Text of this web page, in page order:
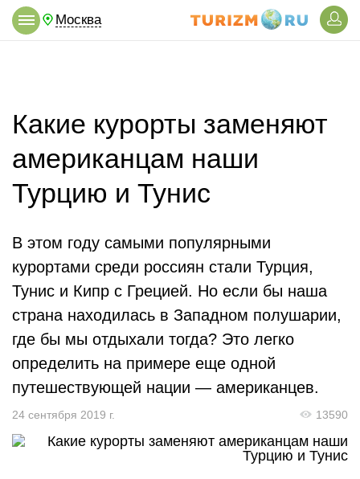
Москва
Какие курорты заменяют
американцам наши
Турцию и Тунис
В этом году самыми популярными
курортами среди россиян стали Турция,
Тунис и Кипр с Грецией. Но если бы наша
страна находилась в Западном полушарии,
где бы мы отдыхали тогда? Это легко
определить на примере еще одной
путешествующей нации — американцев.
24 сентября 2019 г. 13590